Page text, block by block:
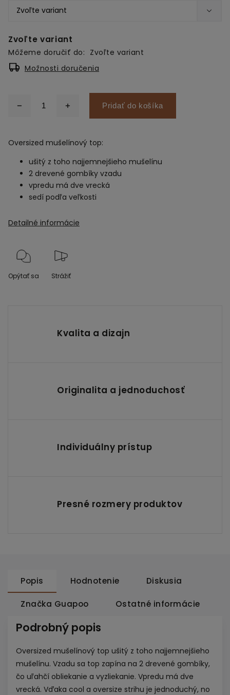
Zvoľte variant
Môžeme doručiť do: Zvoľte variant
Možnosti doručenia
Pridať do košíka
Oversized mušelínový top:
ušitý z toho najjemnejšieho mušelínu
2 drevené gombíky vzadu
vpredu má dve vrecká
sedí podľa veľkosti
Detailné informácie
Opýtať sa Strážiť
Kvalita a dizajn
Originalita a jednoduchosť
Individuálny prístup
Presné rozmery produktov
Popis Hodnotenie Diskusia
Značka Guapoo Ostatné informácie
Podrobný popis
Oversized mušelínový top ušitý z toho najjemnejšieho
mušelínu. Vzadu sa top zapína na 2 drevené gombíky,
čo uľahčí obliekanie a vyzliekanie. Vpredu má dve
vrecká. Vďaka cool a oversize strihu je jednoduchý, no